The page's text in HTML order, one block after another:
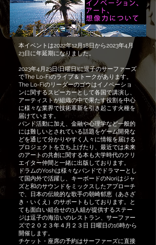
本イベントは2022年12月18日から2023年4月
23日に年延期になりました。
2023年4月23日(日曜日)に逗子のサーファーズ
でThe Lo-Fiのライブ＆トークがあります。
The Lo-Fiのリーダーのゴウはイノベーショ
ンに関するスピーカーとして各国で講演し、
アーティストが組織の中で果たす役割を中心
に様々な業界で技術革新を引き起こす火種を
届けています。
バンド活動に加え、金融や心理学など一般的
には難しいとされている話題をゲーム開発な
どを通じて分かりやすく人々に情報を届ける
プロジェクトを立ち上げたり、最近では未来
のアートの共創に関する本も大学時代のクリ
エイター仲間と一緒に出版しております。
ドラムのYoshは様々なバンドでドラマーとし
て国内外で活躍し、キーボードのNoriはジャ
ズと和のサウンドをミックスしたアプローチ
で、日本の伝統的な歌手の朝崎郁恵（あさざ
き・いくえ）のサポートもしております。と
ても面白い組合せの3人組が提供するステー
ジは逗子の海沿いのレストラン、サーファー
ズで２０２３年４月２３日 日曜日の16時から
開催します。
チケット・座席の予約はサーファーズに直接